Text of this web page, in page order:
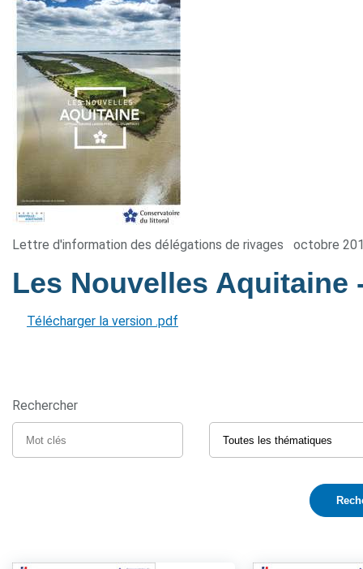
Lettre d'information des délégations de rivages octobre
Les Nouvelles Aquitaine
Télécharger la version .pdf
Rechercher